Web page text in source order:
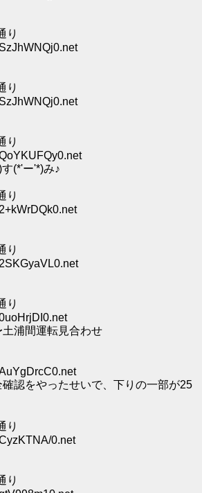
り
り
り
(*'ー'*)み♪
り
り
り
浦間運転見合わせ
認をやったせいで、下りの一部が25
り
0.net
り